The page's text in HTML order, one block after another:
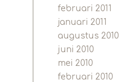
februari 2011
januari 2011
augustus 2010
juni 2010
mei 2010
februari 2010